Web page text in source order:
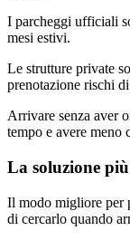
I parcheggi ufficiali
mesi estivi.
Le strutture private
prenotazione rischi
Arrivare senza aver
tempo e avere meno
La soluzione
Il modo migliore per
di cercarlo quando